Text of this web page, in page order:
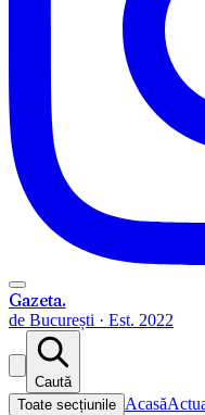
Gazeta.
de București · Est. 2022
Caută
Toate secțiunile Acasă